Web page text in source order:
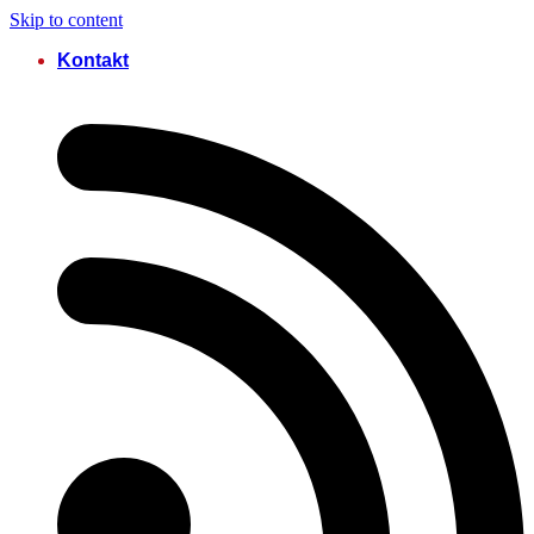
Skip to content
Kontakt